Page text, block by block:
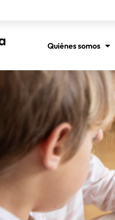
Quiénes somos